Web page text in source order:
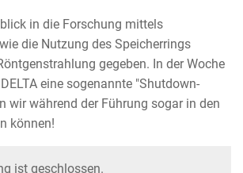
in die Forschung mittels
die Nutzung des Speicherrings
gegeben. In der Woche
eine sogenannte "Shutdown-
wir während der Führung sogar in den
können!
ist geschlossen.